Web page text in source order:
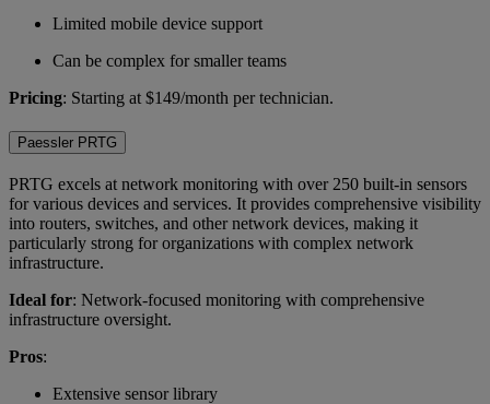
Limited mobile device support
Can be complex for smaller teams
Pricing: Starting at $149/month per technician.
Paessler PRTG
PRTG excels at network monitoring with over 250 built-in sensors
for various devices and services. It provides comprehensive visibility
into routers, switches, and other network devices, making it
particularly strong for organizations with complex network
infrastructure.
Ideal for: Network-focused monitoring with comprehensive
infrastructure oversight.
Pros:
Extensive sensor library